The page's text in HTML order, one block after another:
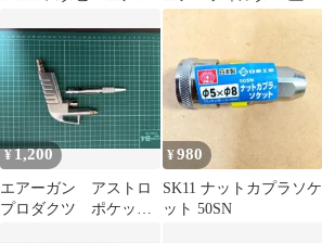
計 工具 激安 カプラー
¥1,200
エアーガン アストロ
プロダクツ ポケット
¥980
SK11 ナットカプラソケ
ット 50SN